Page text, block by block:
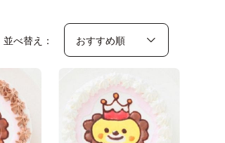
並べ替え：